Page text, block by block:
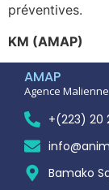
préventives.
KM (AMAP)
AMAP
Agence
+(223) 20
Bamako